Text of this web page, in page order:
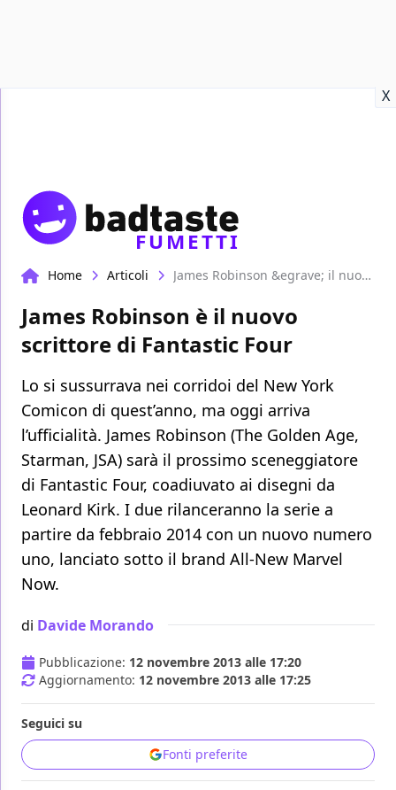
X
FUMETTI
Home Articoli James Robinson &egrave; il nuovo scrittore di Fantastic Four
James Robinson è il nuovo
scrittore di Fantastic Four
Lo si sussurrava nei corridoi del New York
Comicon di quest’anno, ma oggi arriva
l’ufficialità. James Robinson (The Golden Age,
Starman, JSA) sarà il prossimo sceneggiatore
di Fantastic Four, coadiuvato ai disegni da
Leonard Kirk. I due rilanceranno la serie a
partire da febbraio 2014 con un nuovo numero
uno, lanciato sotto il brand All-New Marvel
Now.
di Davide Morando
Pubblicazione: 12 novembre 2013 alle 17:20
Aggiornamento: 12 novembre 2013 alle 17:25
Seguici su
Fonti preferite